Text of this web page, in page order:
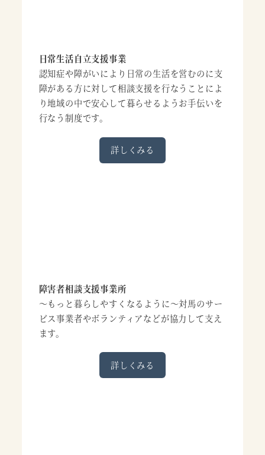
日常生活自立支援事業
認知症や障がいにより日常の生活を営むのに支
障がある方に対して相談支援を行なうことによ
り地域の中で安心して暮らせるようお手伝いを
行なう制度です。
詳しくみる
障害者相談支援事業所
～もっと暮らしやすくなるように～対馬のサー
ビス事業者やボランティアなどが協力して支え
ます。
詳しくみる